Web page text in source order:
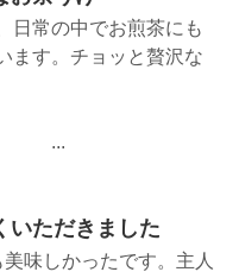
日常の中でお煎茶にも
ます。チョッと贅沢な
。
いただきました
味しかったです。主人